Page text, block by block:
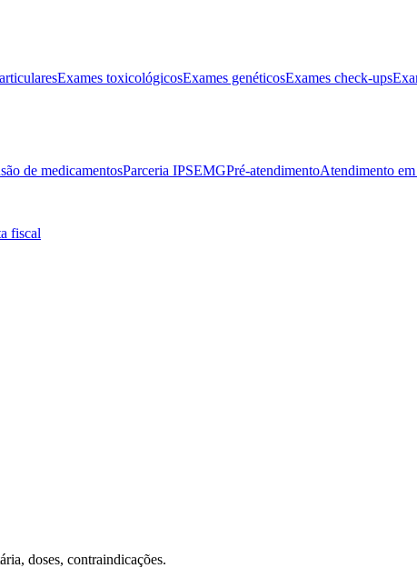
Exames toxicológicosExames genéticosExames check-ups
de medicamentosParceria IPSEMGPré-atendimentoAtendimento em
fiscal
doses, contraindicações.